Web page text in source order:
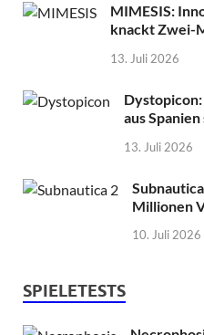
MIMESIS:
knackt Zwei-
13. Juli 2026
aus
13. Juli 2026
Millionen
10. Juli 2026
SPIELETESTS